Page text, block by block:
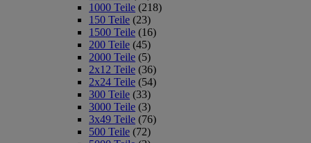
1000 Teile (218)
150 Teile (23)
1500 Teile (16)
200 Teile (45)
2000 Teile (5)
2x12 Teile (36)
2x24 Teile (54)
300 Teile (33)
3000 Teile (3)
3x49 Teile (76)
500 Teile (72)